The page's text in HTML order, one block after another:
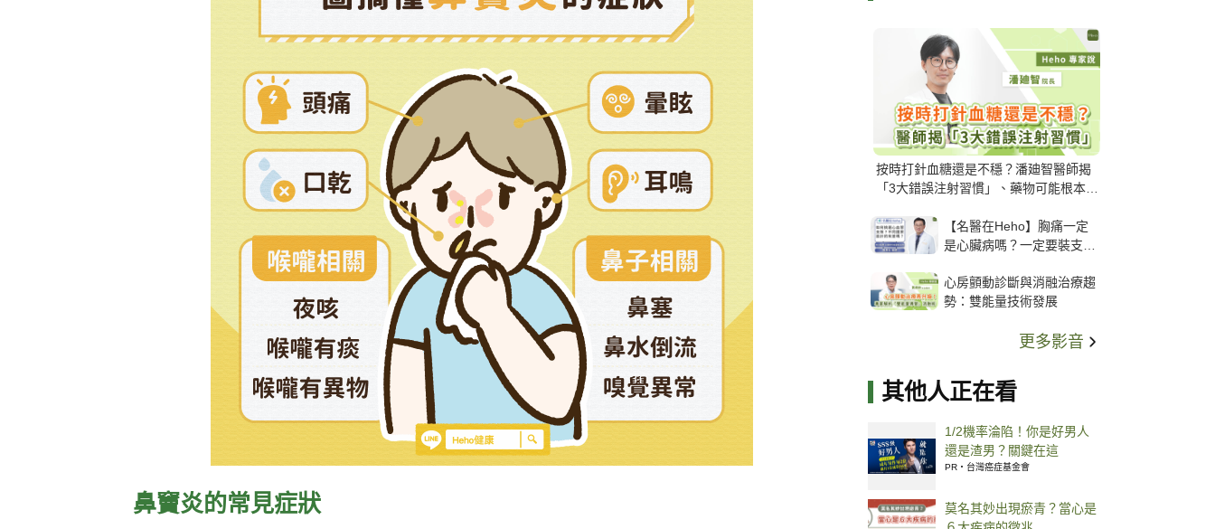
鼻竇炎的常見症狀
按時打針血糖還是不穩？潘廸智醫師揭
「3大錯誤注射習慣」、藥物可能根本沒
【名醫在Heho】胸痛一定
是心臟病嗎？一定要裝支
解析支架種類、風險與選擇
關鍵
心房顫動診斷與消融治療趨
勢：雙能量技術發展
更多影音
其他人正在看
1/2機率淪陷！你是好男人
還是渣男？關鍵在這
PR・台灣癌症基金會
莫名其妙出現瘀青？當心是